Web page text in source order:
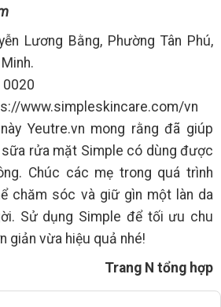
Lương Bằng, Phường Tân Phú,
0020
www.simpleskincare.com/vn
Yeutre.vn mong rằng đã giúp
rửa mặt Simple có dùng được
Chúc các mẹ trong quá trình
chăm sóc và giữ gìn một làn da
Sử dụng Simple để tối ưu chu
giản vừa hiệu quả nhé!
Trang N tổng hợp